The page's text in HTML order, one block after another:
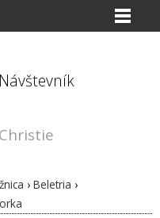
Návštevník
› Beletria ›